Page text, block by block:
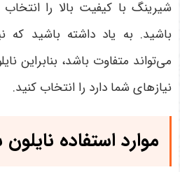
شیرینگ با کیفیت بالا را
باشید. به یاد داشته باشید که
می‌تواند متفاوت باشد، بنابراین
نیازهای شما دارد را انتخاب کنید.
موارد استفاده